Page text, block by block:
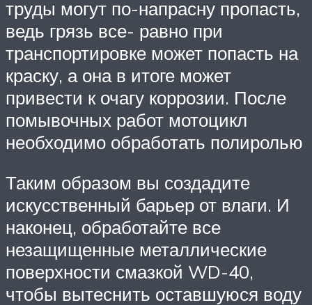
труды могут по-напрасну пропасть,
ведь грязь все- равно при
транспортировке может попасть на
краску, а она в итоге может
привести к очагу коррозии. После
помывочных работ мотоцикл
необходимо обработать полиролью
Таким образом вы создадите
искусственный барьер от влаги. И
наконец, обработайте все
незащищенные металлические
поверхности смазкой WD-40,
чтобы вытеснить оставшуюся воду